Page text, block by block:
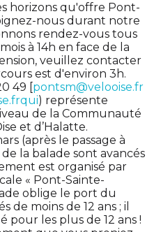
horizons qu'offre Pont-
nous durant notre
rendez-vous tous
à 14h en face de la
veuillez contacter
est d'environ 3h.
49 [pontsm@velooise.fr
) représente
de la Communauté
et d’Halatte.
(après le passage à
de la balade sont avancés
est organisé par
« Pont-Sainte-
oblige le port du
de moins de 12 ans ; il
les plus de 12 ans !